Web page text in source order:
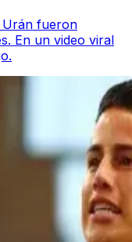
Urán fueron
En un video viral